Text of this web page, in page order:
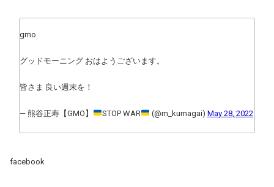
gmo
グッドモーニング おはようございます。
皆さま 良い週末を！
— 熊谷正寿【GMO】 STOP WAR (@m_kumagai) May 28, 2022
facebook